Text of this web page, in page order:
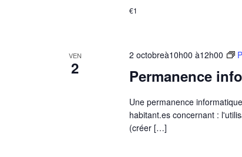
€1
VEN
2 Permanence
2 octobreà10h00 à12h00
Une permanence
habitant.es concernant :
(créer […]